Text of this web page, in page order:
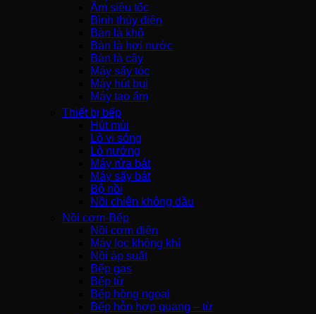
Ấm siêu tốc
Bình thủy điện
Bàn là khô
Bàn là hơi nước
Bàn là cây
Máy sấy tóc
Máy hút bụi
Máy tạo ẩm
Thiết bị bếp
Hút mùi
Lò vi sóng
Lò nướng
Máy rửa bát
Máy sấy bát
Bộ nồi
Nồi chiên không dầu
Nồi cơm-Bếp
Nồi cơm điện
Máy lọc không khí
Nồi áp suất
Bếp gas
Bếp từ
Bếp hồng ngoại
Bếp hỗn hợp quang – từ